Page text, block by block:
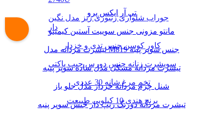
جوراب شلواری زنبوری ریز مدل نگین
دار
کاور کوسن جنس تدی و خزدار
سویشرت زنانه جنس دورس جیب پاکتی
تخم مرغ شانه 30 عددی
برنج هندی 10 کیلویی طبیعت
تی آر ایکس پرو
مانتو مزونی جنس سوییت آستین کیمینو
تیشرت مردانه مدل M819 جنس سوپر پنبه
تیشرت مردانه مشکی مدل ساده سوپر پنبه
شنل چرم مردانه خزدار مدل جلو باز
تیشرت مردانه دورنگ زیپ دار جنس سوپر پنبه